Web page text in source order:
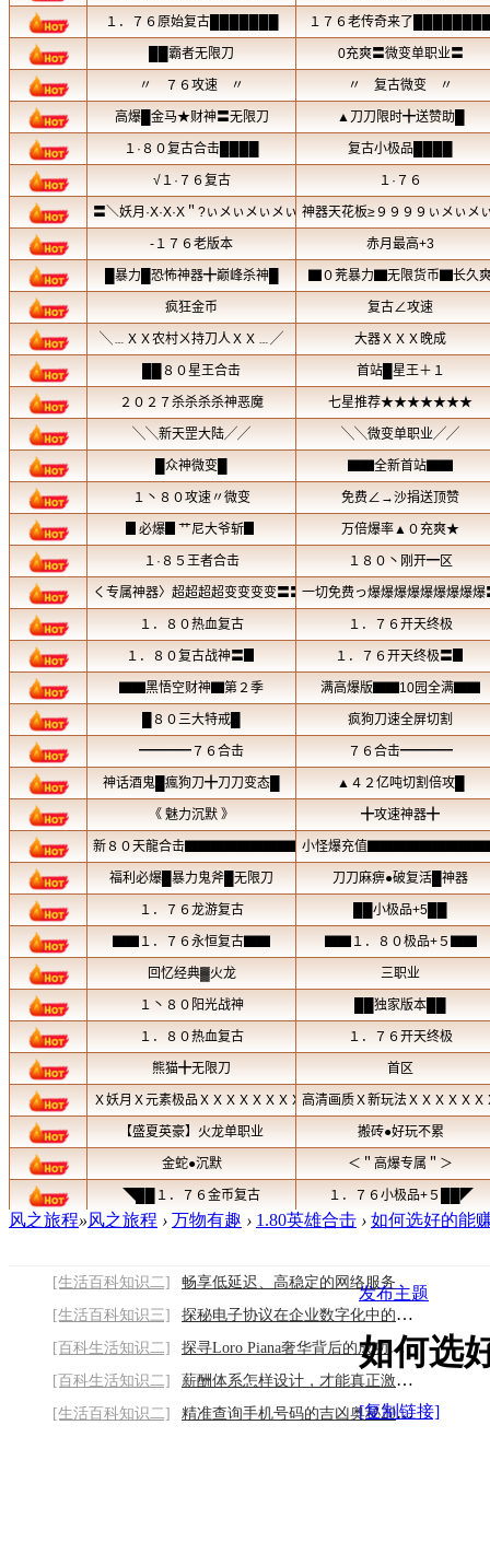
风之旅程»风之旅程 › 万物有趣 › 1.80英雄合击 › 如何选好的能
[生活百科知识二]
畅享低延迟、高稳定的网络服务
[生活百科知识三]
探秘电子协议在企业数字化中的关键作用2026
[百科生活知识二]
探寻Loro Piana奢华背后的成功密码2026/8/6
[百科生活知识二]
薪酬体系怎样设计，才能真正激发员工？2026
[生活百科知识二]
精准查询手机号码的吉凶奥秘2026/8/6
发布主题
如何选
[复制链接]